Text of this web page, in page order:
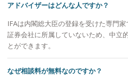
ただける運用を行えていること
任せて良かった。」と喜んでい
です。 【資産運用：情報収集
わけ債券投資の情報は一般に公
確認し、個人でブルームバーグ
収集に努めています。商品別の
アドバイザーはどんな人ですか？
IFAは内閣総大臣の登録を受けた専門家
証券会社に所属していないため、中立
とができます。
なぜ相談料が無料なのですか？